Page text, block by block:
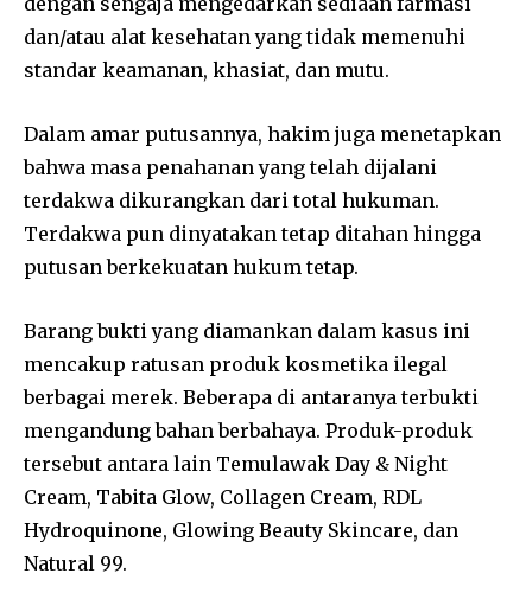
dan/atau alat kesehatan yang tidak memenuhi
standar keamanan, khasiat, dan mutu.
Dalam amar putusannya, hakim juga menetapkan
bahwa masa penahanan yang telah dijalani
terdakwa dikurangkan dari total hukuman.
Terdakwa pun dinyatakan tetap ditahan hingga
putusan berkekuatan hukum tetap.
Barang bukti yang diamankan dalam kasus ini
mencakup ratusan produk kosmetika ilegal
berbagai merek. Beberapa di antaranya terbukti
mengandung bahan berbahaya. Produk-produk
tersebut antara lain Temulawak Day & Night
Cream, Tabita Glow, Collagen Cream, RDL
Hydroquinone, Glowing Beauty Skincare, dan
Natural 99.